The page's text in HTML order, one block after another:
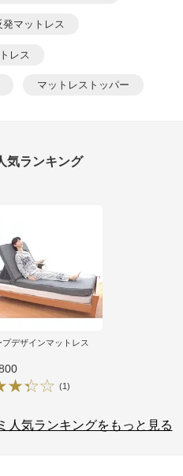
発マットレス
レス
マットレストッパー
気ランキング
プデザインマットレス
(1)
人気ランキングをもっと見る